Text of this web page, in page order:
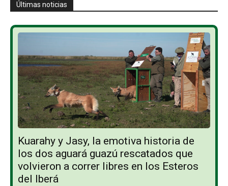
Últimas noticias
Kuarahy y Jasy, la emotiva historia de
los dos aguará guazú rescatados que
volvieron a correr libres en los Esteros
del Iberá